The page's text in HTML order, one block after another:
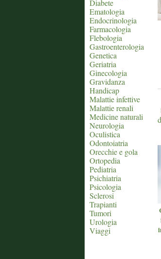
Diabete
Ematologia
Endocrinologia
Farmacologia
Flebologia
Gastroenterologia
Genetica
Geriatria
Ginecologia
Gravidanza
Handicap
Malattie infettive
Malattie renali
Medicine naturali
Neurologia
Oculistica
Odontoiatria
Orecchie e gola
Ortopedia
Pediatria
Psichiatria
Psicologia
Sclerosi
Trapianti
Tumori
Urologia
Viaggi